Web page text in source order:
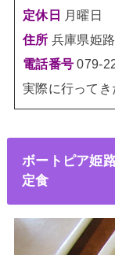
定休日
月曜日
住所 兵庫県姫
電話番号079-
実際に行ってき
ボートピア姫
定食